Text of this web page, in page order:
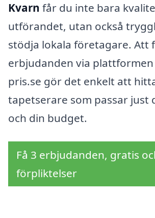
Kvarn får du inte bara
utförandet, utan också
stödja lokala företagare. Att
erbjudanden via
pris.se gör det enkelt att
tapetserare som passar just
och din budget.
Få 3 erbjudanden, gratis
förpliktelser